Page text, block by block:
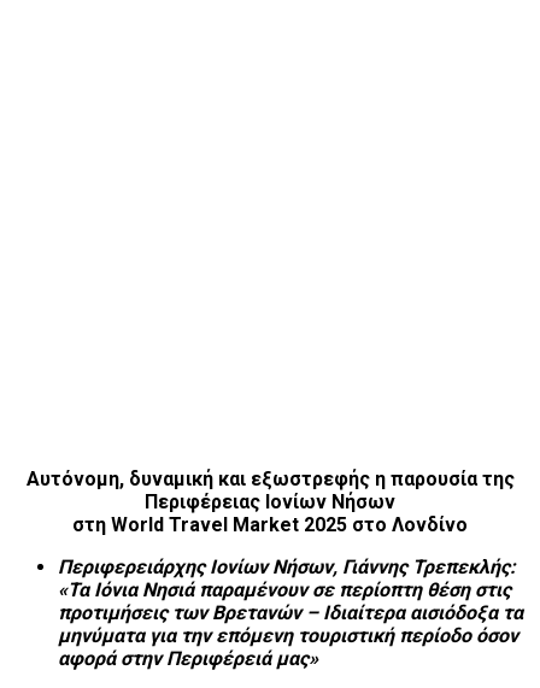
Αυτόνομη, δυναμική και εξωστρεφής η παρουσία της
Περιφέρειας Ιονίων Νήσων
στη World Travel Market 2025 στο Λονδίνο
Περιφερειάρχης Ιονίων Νήσων, Γιάννης Τρεπεκλής:
«Τα Ιόνια Νησιά παραμένουν σε περίοπτη θέση στις
προτιμήσεις των Βρετανών – Ιδιαίτερα αισιόδοξα τα
μηνύματα για την επόμενη τουριστική περίοδο όσον
αφορά στην Περιφέρειά μας»